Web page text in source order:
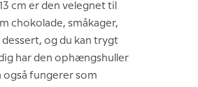
cm er den velegnet til
chokolade, småkager,
og du kan trygt
har den ophængshuller
også fungerer som